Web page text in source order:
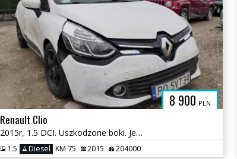
8 900 PLN
Renault Clio
2015r, 1.5 DCI. Uszkodzone boki. Jeździ.
1.5 Diesel KM 75 2015 204000